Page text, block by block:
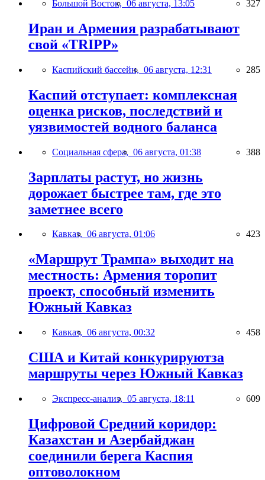
Большой Восток, 06 августа, 13:05 327
Иран и Армения разрабатывают
свой «TRIPP»
Каспийский бассейн, 06 августа, 12:31 285
Каспий отступает: комплексная
оценка рисков, последствий и
уязвимостей водного баланса
Социальная сфера, 06 августа, 01:38 388
Зарплаты растут, но жизнь
дорожает быстрее там, где это
заметнее всего
Кавказ, 06 августа, 01:06 423
«Маршрут Трампа» выходит на
местность: Армения торопит
проект, способный изменить
Южный Кавказ
Кавказ, 06 августа, 00:32 458
США и Китай конкурируютза
маршруты через Южный Кавказ
Экспресс-анализ, 05 августа, 18:11 609
Цифровой Средний коридор:
Казахстан и Азербайджан
соединили берега Каспия
оптоволокном